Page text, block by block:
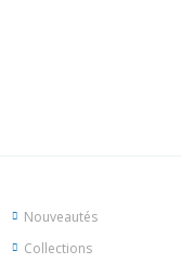
Nouveautés
Collections